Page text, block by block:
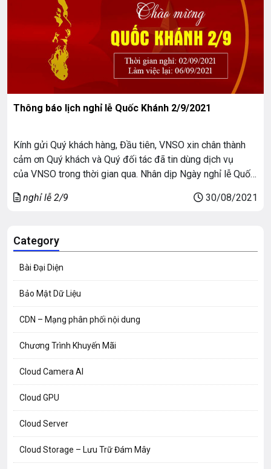
Thông báo lịch nghỉ lễ Quốc Khánh 2/9/2021
Kính gửi Quý khách hàng, Đầu tiên, VNSO xin chân thành
cảm ơn Quý khách và Quý đối tác đã tin dùng dịch vụ
của VNSO trong thời gian qua. Nhân dịp Ngày nghỉ lễ Quốc
Khánh 2/9 đến Quý khách hàng và Quý đối tác lịch như […]
nghỉ lễ 2/9 30/08/2021
Category
Bài Đại Diện
Bảo Mật Dữ Liệu
CDN – Mạng phân phối nội dung
Chương Trình Khuyến Mãi
Cloud Camera AI
Cloud GPU
Cloud Server
Cloud Storage – Lưu Trữ Đám Mây